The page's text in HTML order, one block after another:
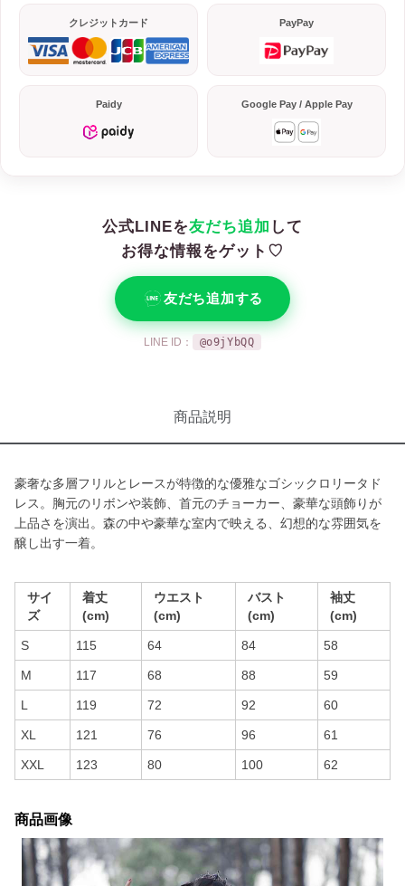
クレジットカード PayPay
Paidy Google Pay / Apple Pay
公式LINEを友だち追加 して
お得な情報をゲット♡
友だち追加する
LINE ID： @o9jYbQQ
商品説明
豪奢な多層フリルとレースが特徴的な優雅なゴシックロリータド
レス。胸元のリボンや装飾、首元のチョーカー、豪華な頭飾りが
上品さを演出。森の中や豪華な室内で映える、幻想的な雰囲気を
醸し出す一着。
サイ
ズ
着丈
(cm)
ウエスト
(cm)
バスト
(cm)
袖丈
(cm)
S 115 64 84 58
M 117 68 88 59
L 119 72 92 60
XL 121 76 96 61
XXL 123 80 100 62
商品画像